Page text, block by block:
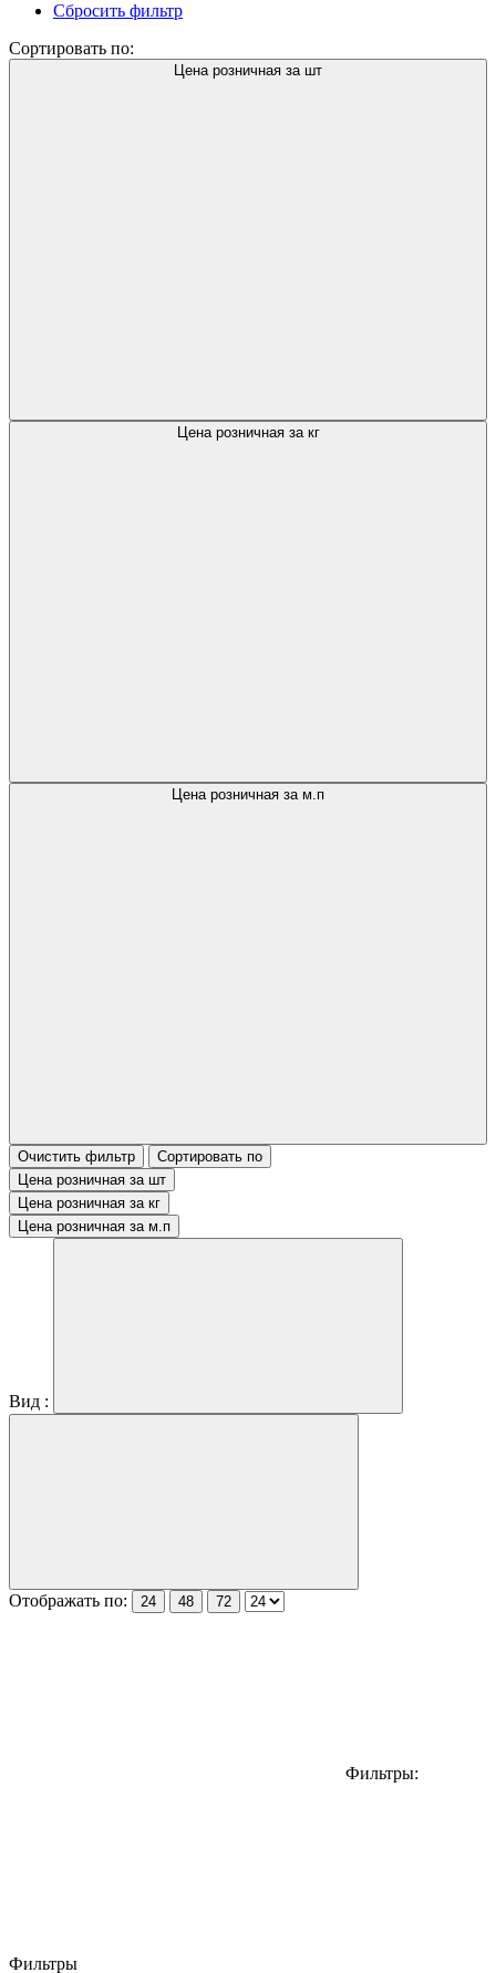
Сбросить фильтр
Сортировать по:
Цена розничная за шт
Цена розничная за кг
Цена розничная за м.п
Очистить фильтр
Сортировать по
Цена розничная за шт
Цена розничная за кг
Цена розничная за м.п
Вид :
Отображать по: 24 48 72
Фильтры:
Фильтры